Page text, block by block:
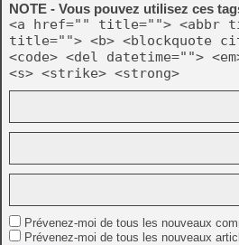
NOTE - Vous pouvez utilisez ces
<a href="" title=""> <abbr
title=""> <b> <blockquote
<code> <del datetime="">
<s> <strike> <strong>
Prévenez-moi de tous les nouveaux
Prévenez-moi de tous les nouveaux